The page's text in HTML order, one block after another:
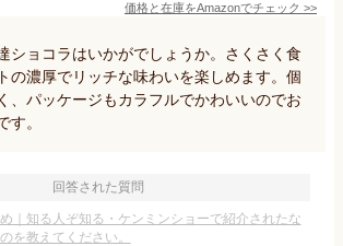
価格と在庫をAmazonでチェック >>
ショコラはいかがでしょうか。さくさく食
の濃厚でリッチな味わいを楽しめます。個
、パッケージもカラフルでかわいいのでお
す。
回答された質問
｜知る人ぞ知る・ケンミンショーで紹介されたな
を教えてください。